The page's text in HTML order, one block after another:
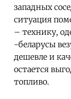
западных
ситуация
– технику,
-беларусы
дешевле и
остается
топливо.